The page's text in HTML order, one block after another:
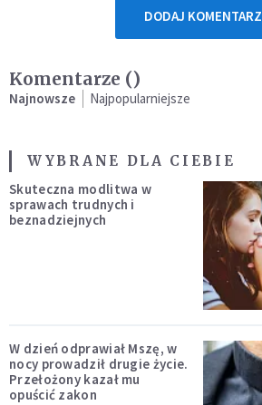
DODAJ KOMENTARZ
Komentarze ()
Najnowsze Najpopularniejsze
WYBRANE DLA CIEBIE
Skuteczna modlitwa w
sprawach trudnych i
beznadziejnych
W dzień odprawiał Mszę, w
nocy prowadził drugie życie.
Przełożony kazał mu
opuścić zakon